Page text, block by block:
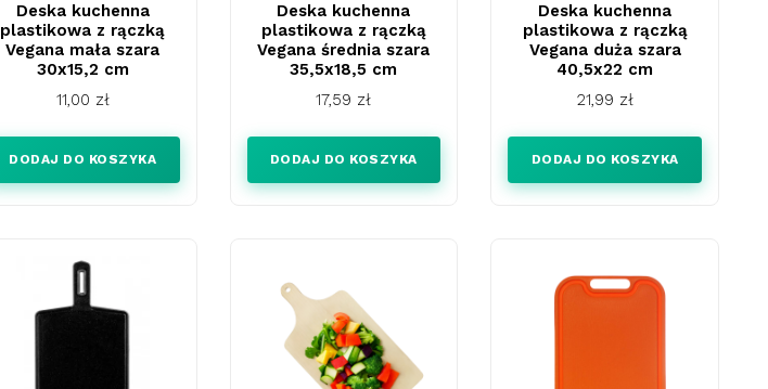
Deska kuchenna
plastikowa z rączką
Vegana mała szara
30x15,2 cm
Cena
11,00 zł
DODAJ DO KOSZYKA
Deska kuchenna
plastikowa z rączką
Vegana średnia szara
35,5x18,5 cm
Cena
17,59 zł
DODAJ DO KOSZYKA
Deska kuchenna
plastikowa z rączką
Vegana duża szara
40,5x22 cm
Cena
21,99 zł
DODAJ DO KOSZYKA